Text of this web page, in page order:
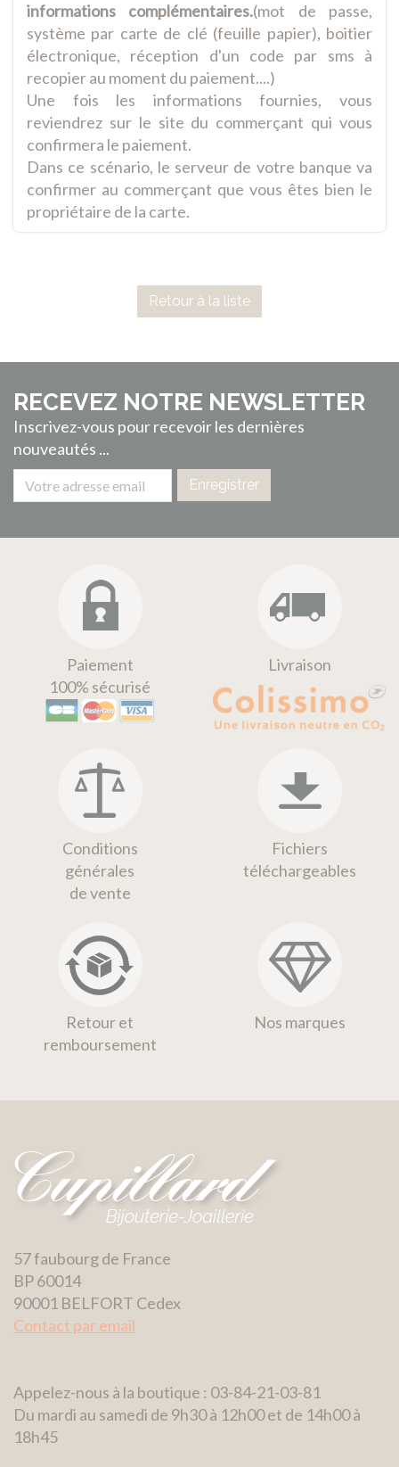
informations complémentaires.(mot de passe,
système par carte de clé (feuille papier), boitier
électronique, réception d'un code par sms à
recopier au moment du paiement....)
Une fois les informations fournies, vous
reviendrez sur le site du commerçant qui vous
confirmera le paiement.
Dans ce scénario, le serveur de votre banque va
confirmer au commerçant que vous êtes bien le
propriétaire de la carte.
Retour à la liste
RECEVEZ NOTRE NEWSLETTER
Inscrivez-vous pour recevoir les dernières
nouveautés ...
Enregistrer
Paiement
100% sécurisé
Livraison
Conditions
générales
de vente
Fichiers
téléchargeables
Retour et
remboursement
Nos marques
57 faubourg de France
BP 60014
90001 BELFORT Cedex
Contact par email
Appelez-nous à la boutique : 03-84-21-03-81
Du mardi au samedi de 9h30 à 12h00 et de 14h00 à
18h45